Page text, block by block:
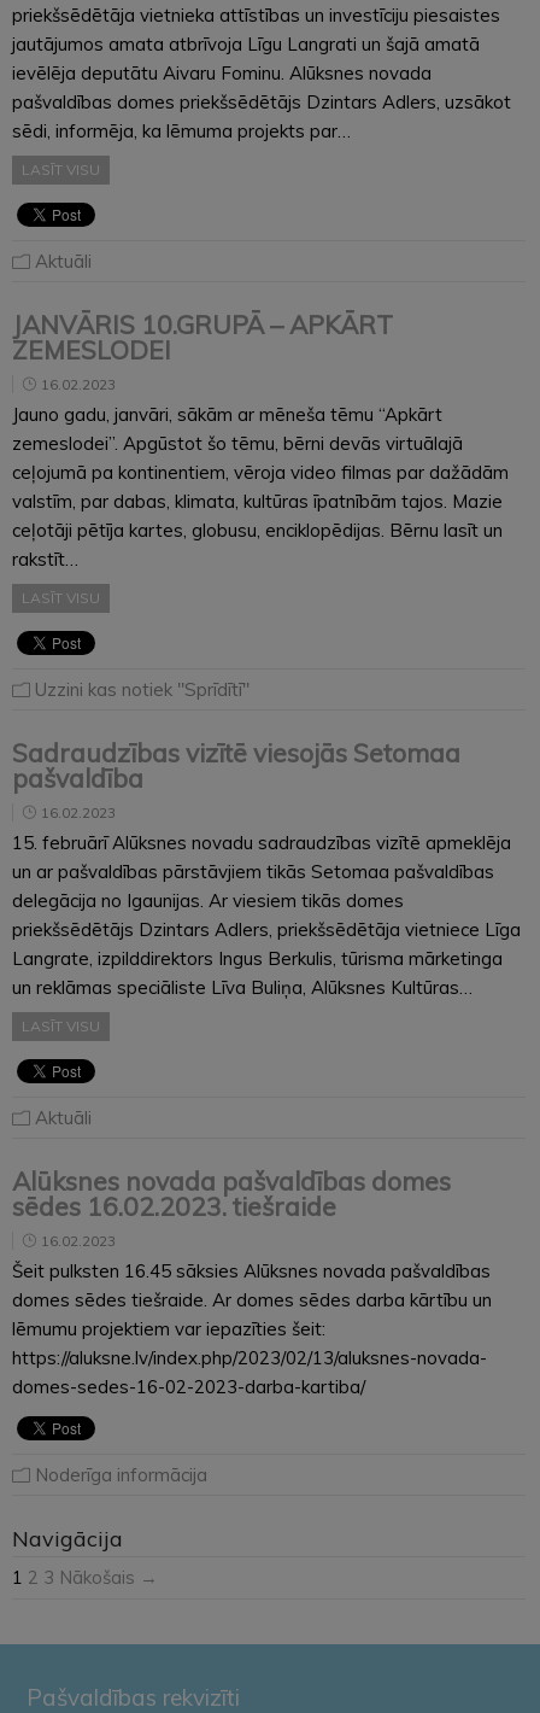
priekšsēdētāja vietnieka attīstības un investīciju piesaistes
jautājumos amata atbrīvoja Līgu Langrati un šajā amatā
ievēlēja deputātu Aivaru Fominu. Alūksnes novada
pašvaldības domes priekšsēdētājs Dzintars Adlers, uzsākot
sēdi, informēja, ka lēmuma projekts par…
LASĪT VISU
Aktuāli
JANVĀRIS 10.GRUPĀ – APKĀRT
ZEMESLODEI
16.02.2023
Jauno gadu, janvāri, sākām ar mēneša tēmu “Apkārt
zemeslodei”. Apgūstot šo tēmu, bērni devās virtuālajā
ceļojumā pa kontinentiem, vēroja video filmas par dažādām
valstīm, par dabas, klimata, kultūras īpatnībām tajos. Mazie
ceļotāji pētīja kartes, globusu, enciklopēdijas. Bērnu lasīt un
rakstīt…
LASĪT VISU
Uzzini kas notiek "Sprīdītī"
Sadraudzības vizītē viesojās Setomaa
pašvaldība
16.02.2023
15. februārī Alūksnes novadu sadraudzības vizītē apmeklēja
un ar pašvaldības pārstāvjiem tikās Setomaa pašvaldības
delegācija no Igaunijas. Ar viesiem tikās domes
priekšsēdētājs Dzintars Adlers, priekšsēdētāja vietniece Līga
Langrate, izpilddirektors Ingus Berkulis, tūrisma mārketinga
un reklāmas speciāliste Līva Buliņa, Alūksnes Kultūras…
LASĪT VISU
Aktuāli
Alūksnes novada pašvaldības domes
sēdes 16.02.2023. tiešraide
16.02.2023
Šeit pulksten 16.45 sāksies Alūksnes novada pašvaldības
domes sēdes tiešraide. Ar domes sēdes darba kārtību un
lēmumu projektiem var iepazīties šeit:
https://aluksne.lv/index.php/2023/02/13/aluksnes-novada-
domes-sedes-16-02-2023-darba-kartiba/
Noderīga informācija
Navigācija
1 2 3 Nākošais →
Pašvaldības rekvizīti